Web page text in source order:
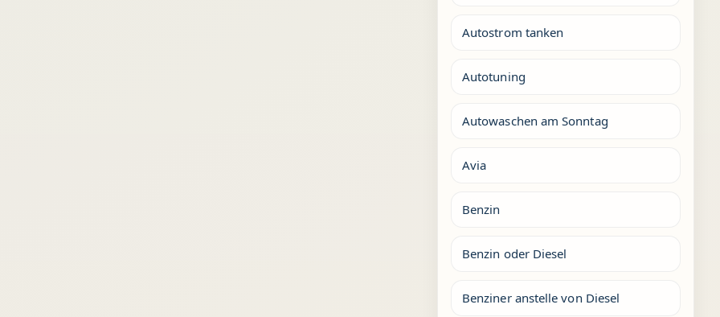
Autostrom tanken
Autotuning
Autowaschen am Sonntag
Avia
Benzin
Benzin oder Diesel
Benziner anstelle von Diesel